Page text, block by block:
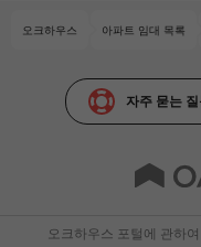
오크하우스 아파트 임대 목록
자주 묻는
오크하우스 포털에 관하여